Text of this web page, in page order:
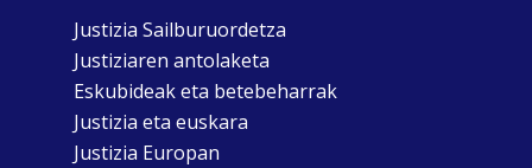
Justizia Sailburuordetza
Justiziaren antolaketa
Eskubideak eta betebeharrak
Justizia eta euskara
Justizia Europan